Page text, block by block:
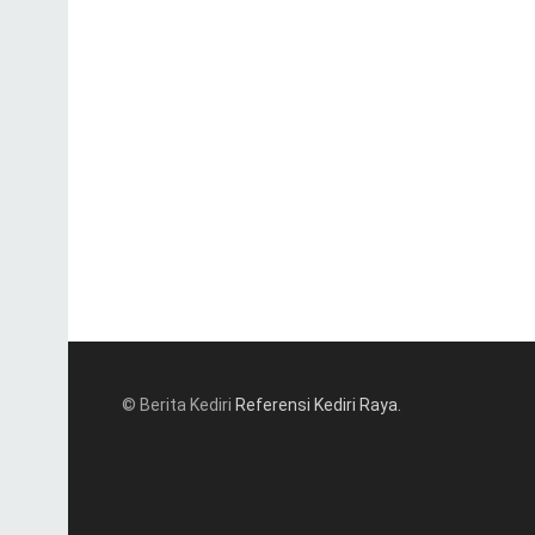
© Berita Kediri Referensi Kediri Raya